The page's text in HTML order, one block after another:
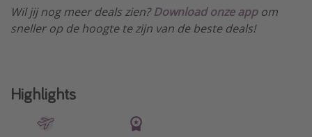
Wil jij nog meer deals zien?Download onze appom
sneller op de hoogte te zijn van de beste deals!
Highlights